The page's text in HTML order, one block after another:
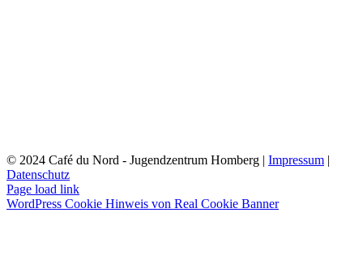
© 2024 Café du Nord - Jugendzentrum Homberg | Impressum |
Datenschutz
Instagram
Page load link
WordPress Cookie Hinweis von Real Cookie Banner